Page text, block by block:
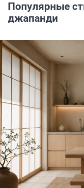
Популярные
джапанди